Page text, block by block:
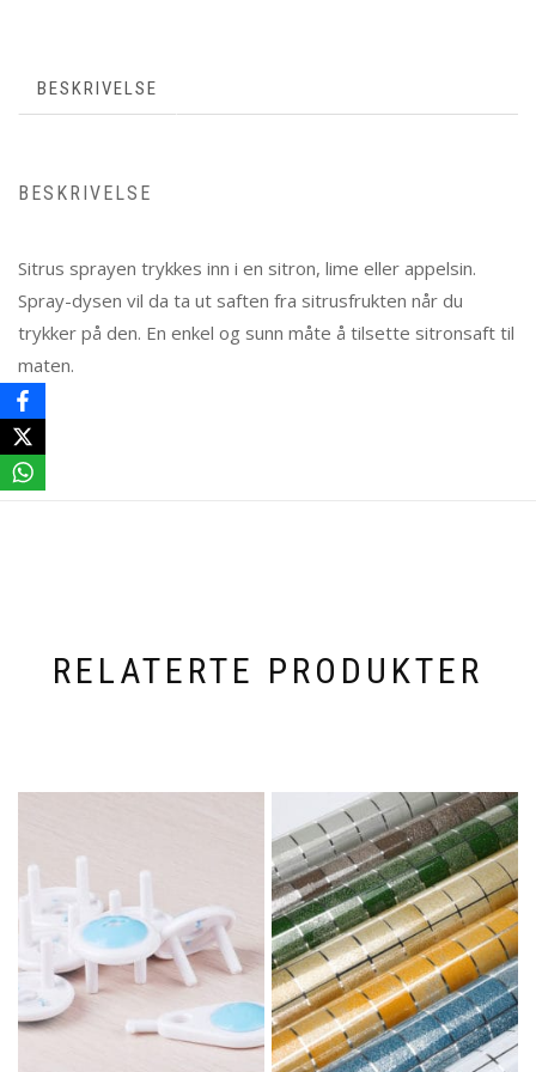
BESKRIVELSE
BESKRIVELSE
Sitrus sprayen trykkes inn i en sitron, lime eller appelsin.
Spray-dysen vil da ta ut saften fra sitrusfrukten når du
trykker på den. En enkel og sunn måte å tilsette sitronsaft til
maten.
RELATERTE PRODUKTER